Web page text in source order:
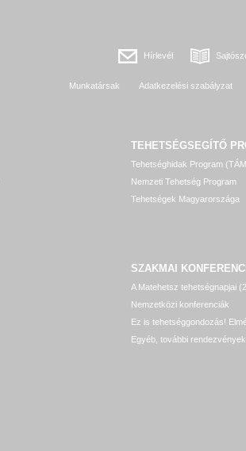
Hírlevél
Munkatársak Adatkezelési szabályzat
TEHETSÉGSEGÍTŐ
Tehetséghidak Program
Nemzeti Tehetség Program
Tehetségek Magyarországa
SZAKMAI
A Matehetsz tehetségnapjai
Nemzetközi konferenciák
Ez is tehetséggondozás!
Egyéb, további